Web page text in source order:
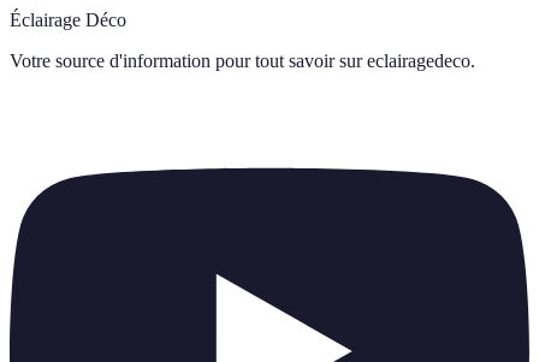
Éclairage Déco
Votre source d'information pour tout savoir sur eclairagedeco.